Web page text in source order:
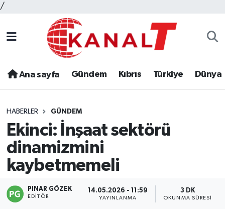
/
Ana sayfa Gündem Kıbrıs Türkiye Dünya
HABERLER GÜNDEM
Ekinci: İnşaat sektörü
dinamizmini
kaybetmemeli
PINAR GÖZEK
EDITÖR
14.05.2026 - 11:59
YAYINLANMA
3 DK
OKUNMA SÜRESI